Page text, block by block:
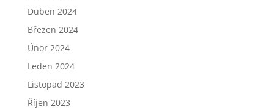
Duben 2024
Březen 2024
Únor 2024
Leden 2024
Listopad 2023
Říjen 2023